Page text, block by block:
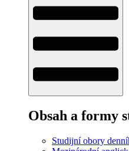
Obsah a formy
Studijní obory